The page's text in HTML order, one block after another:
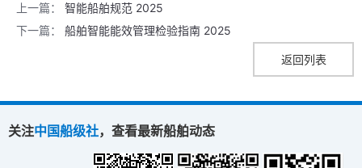
上一篇：
智能船舶规范 2025
下一篇：
船舶智能能效管理检验指南 2025
返回列表
关注中国船级社，查看最新船舶动态